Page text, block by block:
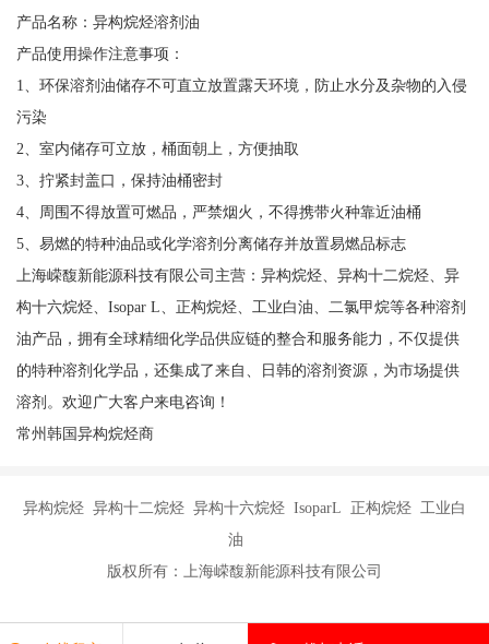
产品名称：异构烷烃溶剂油
产品使用操作注意事项：
1、环保溶剂油储存不可直立放置露天环境，防止水分及杂物的入侵
污染
2、室内储存可立放，桶面朝上，方便抽取
3、拧紧封盖口，保持油桶密封
4、周围不得放置可燃品，严禁烟火，不得携带火种靠近油桶
5、易燃的特种油品或化学溶剂分离储存并放置易燃品标志
上海嵘馥新能源科技有限公司主营：异构烷烃、异构十二烷烃、异
构十六烷烃、Isopar L、正构烷烃、工业白油、二氯甲烷等各种溶剂
油产品，拥有全球精细化学品供应链的整合和服务能力，不仅提供
的特种溶剂化学品，还集成了来自、日韩的溶剂资源，为市场提供
溶剂。欢迎广大客户来电咨询！
常州韩国异构烷烃商
异构烷烃 异构十二烷烃 异构十六烷烃 IsoparL 正构烷烃 工业白
油
版权所有：上海嵘馥新能源科技有限公司